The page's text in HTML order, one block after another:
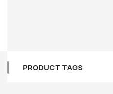
PRODUCT TAGS